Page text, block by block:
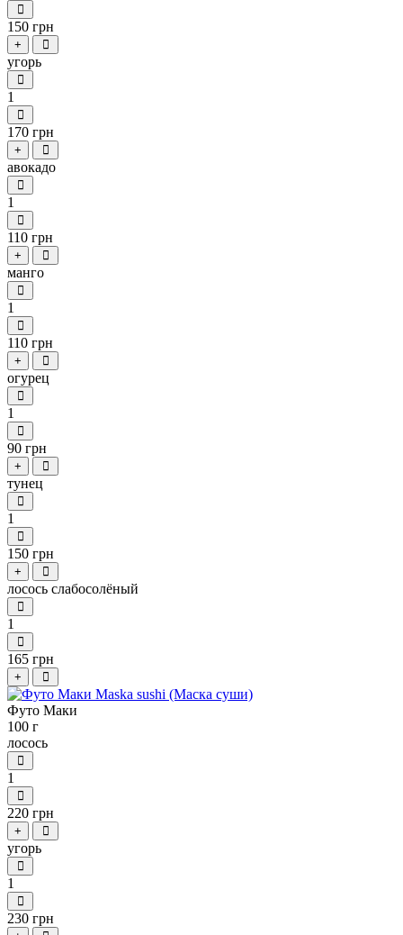
150 грн
+
угорь
1
170 грн
+
авокадо
1
110 грн
+
манго
1
110 грн
+
огурец
1
90 грн
+
тунец
1
150 грн
+
лосось слабосолёный
1
165 грн
+
Футо Маки
100 г
лосось
1
220 грн
+
угорь
1
230 грн